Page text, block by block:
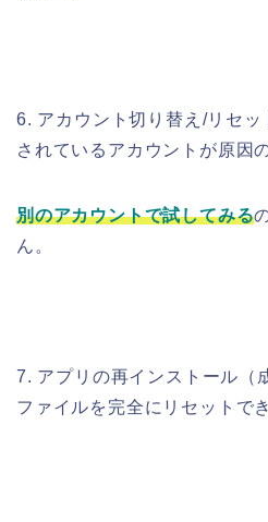
6. アカウント切り替え/リセ
されているアカウントが原因
別のアカウントで試してみる
ん。
7. アプリの再インストール（
ファイルを完全にリセットで